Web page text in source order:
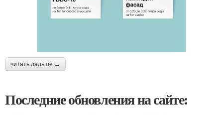
читать дальше →
Последние обновления на сайте: